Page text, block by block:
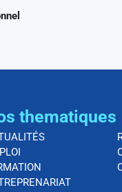
thematiques